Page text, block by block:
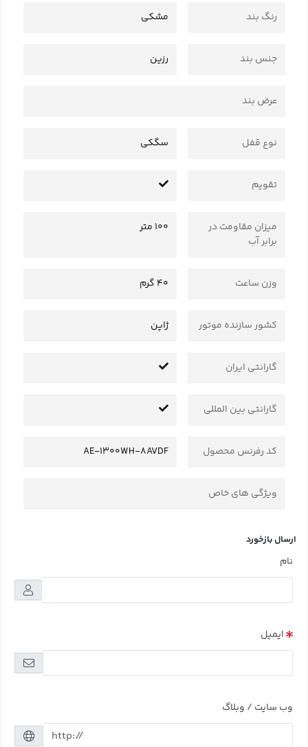
رنگ بند مشکی
جنس بند رزین
عرض بند
نوع قفل سگکی
تقویم
میزان مقاومت در
برابر آب
100 متر
وزن ساعت 40 گرم
کشور سازنده موتور ژاپن
گارانتی ایران
گارانتی بین المللی
کد رفرنس محصول AE-1300WH-8AVDF
ویژگی های خاص
ارسال بازخورد
نام
ایمیل
وب سایت / وبلاگ